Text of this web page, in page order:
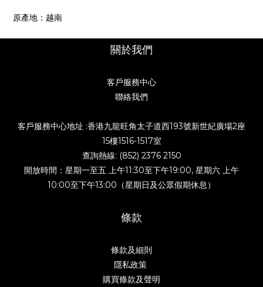
原產地：越南
關於我們
客戶服務中心
聯絡我們
客戶服務中心地址 :香港九龍旺角太子道西193號新世紀廣場2座
15樓1516-1517室
查詢熱線: (852) 2376 2150
開放時間：星期一至五 上午11:30至下午19:00, 星期六 上午
10:00至下午13:00（星期日及公眾假期休息）
條款
條款及細則
隱私政策
購買條款及聲明